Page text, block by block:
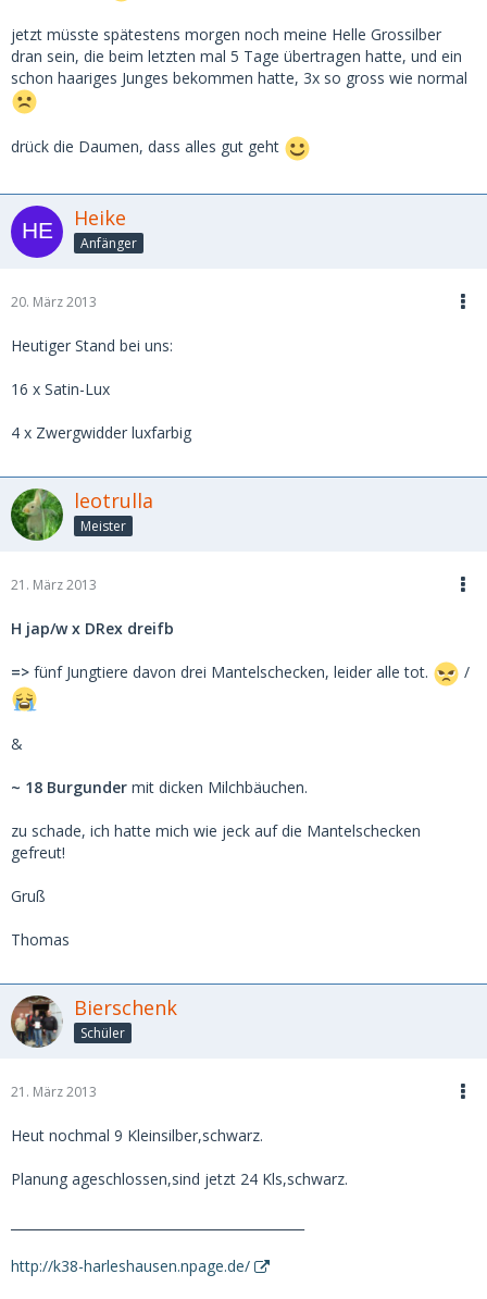
jetzt müsste spätestens morgen noch meine Helle Grossilber
dran sein, die beim letzten mal 5 Tage übertragen hatte, und ein
schon haariges Junges bekommen hatte, 3x so gross wie normal
drück die Daumen, dass alles gut geht
Heike
Anfänger
20. März 2013
Heutiger Stand bei uns:
16 x Satin-Lux
4 x Zwergwidder luxfarbig
leotrulla
Meister
21. März 2013
H jap/w x DRex dreifb
=> fünf Jungtiere davon drei Mantelschecken, leider alle tot. /
&
~ 18 Burgunder mit dicken Milchbäuchen.
zu schade, ich hatte mich wie jeck auf die Mantelschecken
gefreut!
Gruß
Thomas
Bierschenk
Schüler
21. März 2013
Heut nochmal 9 Kleinsilber,schwarz.
Planung ageschlossen,sind jetzt 24 Kls,schwarz.
http://k38-harleshausen.npage.de/